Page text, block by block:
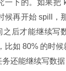
一下的。如果把
候再开始 spill，
后才能继续写
比如 80% 的时
务还能继续写数